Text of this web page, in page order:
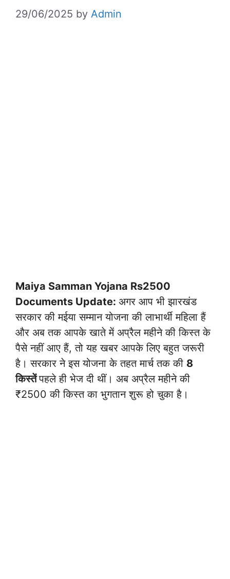
29/06/2025 by Admin
Maiya Samman Yojana Rs2500
Documents Update: अगर आप भी झारखंड
सरकार की मईया सम्मान योजना की लाभार्थी महिला हैं
और अब तक आपके खाते में अप्रैल महीने की किस्त के
पैसे नहीं आए हैं, तो यह खबर आपके लिए बहुत जरूरी
है। सरकार ने इस योजना के तहत मार्च तक की 8
किस्तेंपहले ही भेज दी थीं। अब अप्रैल महीने की
₹2500 की किस्त का भुगतान शुरू हो चुका है।